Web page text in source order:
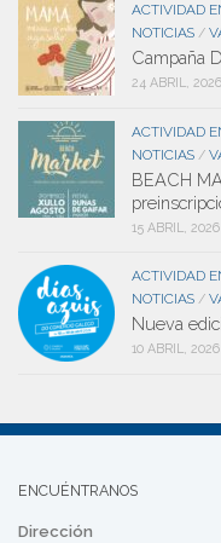
ACTIVIDAD
NOTICIAS /
Campaña
24 ABRIL, 2026
ACTIVIDAD
NOTICIAS /
BEACH
15 ABRIL, 2026
ACTIVIDAD
NOTICIAS /
Nueva
10 ABRIL, 2026
ENCUÉNTRANOS
Dirección